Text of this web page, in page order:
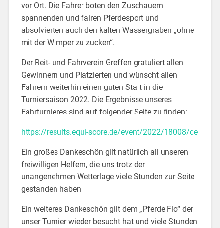
vor Ort. Die Fahrer boten den Zuschauern
spannenden und fairen Pferdesport und
absolvierten auch den kalten Wassergraben „ohne
mit der Wimper zu zucken“.
Der Reit- und Fahrverein Greffen gratuliert allen
Gewinnern und Platzierten und wünscht allen
Fahrern weiterhin einen guten Start in die
Turniersaison 2022. Die Ergebnisse unseres
Fahrturnieres sind auf folgender Seite zu finden:
https://results.equi-score.de/event/2022/18008/de
Ein großes Dankeschön gilt natürlich all unseren
freiwilligen Helfern, die uns trotz der
unangenehmen Wetterlage viele Stunden zur Seite
gestanden haben.
Ein weiteres Dankeschön gilt dem „Pferde Flo“ der
unser Turnier wieder besucht hat und viele Stunden